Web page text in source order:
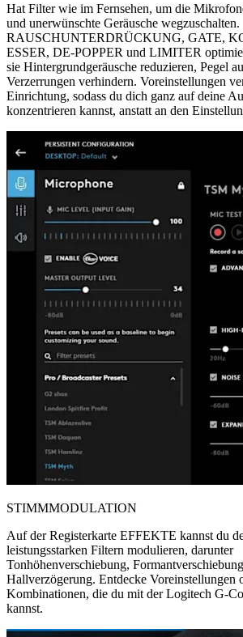
Hat Filter wie im Fernsehen, um die
und unerwünschte Geräusche wegzuschalten.
RAUSCHUNTERDRÜCKUNG, GATE,
ESSER, DE-POPPER und LIMITER
sie Hintergrundgeräusche reduzieren, Pegel
Verzerrungen verhindern. Voreinstellungen
Einrichtung, sodass du dich ganz auf deine
konzentrieren kannst, anstatt an den
STIMMMODULATION
Auf der Registerkarte EFFEKTE kannst du
leistungsstarken Filtern modulieren, darunter
Tonhöhenverschiebung,
Hallverzögerung. Entdecke Voreinstellungen
Kombinationen, die du mit der Logitech G-
kannst.